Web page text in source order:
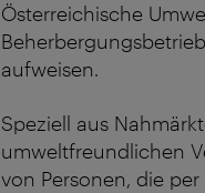
Österreichische
aufweisen.
Speziell aus
umweltfreundlichen
von Personen, die